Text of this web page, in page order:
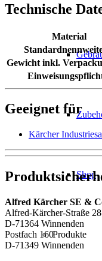
Shop
Produkte
Technische
Material
Gewicht inkl.
Geeignet für
Kärcher
Alfred Kärcher SE &
Alfred-Kärcher-Straße
D-71364 Winnenden
Postfach 160
D-71349 Winnenden